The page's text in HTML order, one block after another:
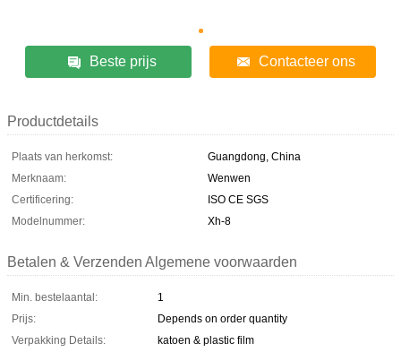
Beste prijs Contacteer ons
Productdetails
Plaats van herkomst:
Guangdong, China
Merknaam:
Wenwen
Certificering:
ISO CE SGS
Modelnummer:
Xh-8
Betalen & Verzenden Algemene voorwaarden
Min. bestelaantal:
1
Prijs:
Depends on order quantity
Verpakking Details:
katoen & plastic film